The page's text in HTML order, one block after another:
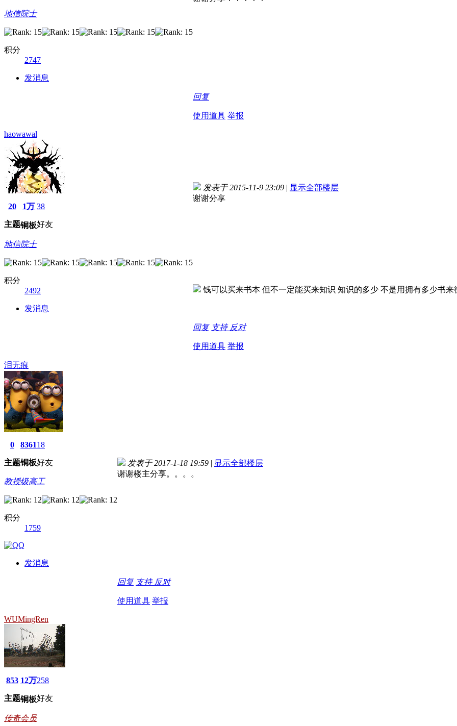
地信院士
积分
2747
发消息
回复
使用道具 举报
haowawal
20
主题
1万
铜板
38
好友
地信院士
积分
2492
发消息
发表于 2015-11-9 23:09 | 显示全部楼层
谢谢分享
钱可以买来书本 但不一定能买来知识 知识的多少 不是用拥有多少书
回复 支持 反对
使用道具 举报
泪无痕
0
主题
8361
铜板
18
好友
教授级高工
积分
1759
发消息
发表于 2017-1-18 19:59 | 显示全部楼层
谢谢楼主分享。。。。
回复 支持 反对
使用道具 举报
WUMingRen
853
主题
12万
铜板
258
好友
传奇会员